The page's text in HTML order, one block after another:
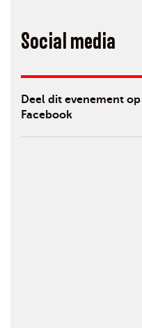
Social media
Deel dit evenement op
Facebook